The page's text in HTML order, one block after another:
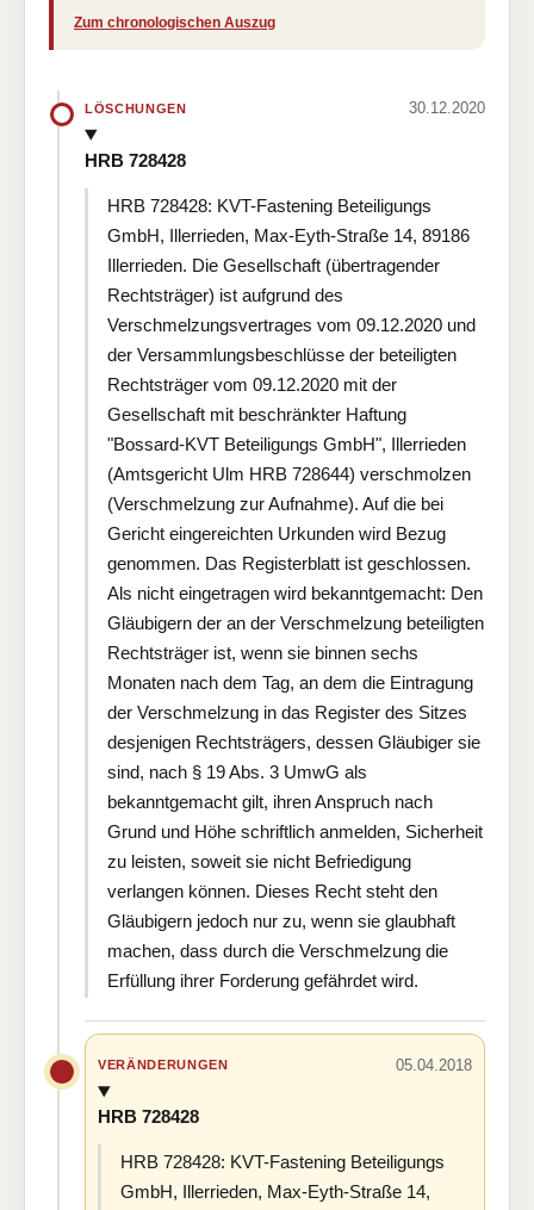
Zum chronologischen Auszug
LÖSCHUNGEN 30.12.2020
HRB 728428
HRB 728428: KVT-Fastening Beteiligungs
GmbH, Illerrieden, Max-Eyth-Straße 14, 89186
Illerrieden. Die Gesellschaft (übertragender
Rechtsträger) ist aufgrund des
Verschmelzungsvertrages vom 09.12.2020 und
der Versammlungsbeschlüsse der beteiligten
Rechtsträger vom 09.12.2020 mit der
Gesellschaft mit beschränkter Haftung
"Bossard-KVT Beteiligungs GmbH", Illerrieden
(Amtsgericht Ulm HRB 728644) verschmolzen
(Verschmelzung zur Aufnahme). Auf die bei
Gericht eingereichten Urkunden wird Bezug
genommen. Das Registerblatt ist geschlossen.
Als nicht eingetragen wird bekanntgemacht: Den
Gläubigern der an der Verschmelzung beteiligten
Rechtsträger ist, wenn sie binnen sechs
Monaten nach dem Tag, an dem die Eintragung
der Verschmelzung in das Register des Sitzes
desjenigen Rechtsträgers, dessen Gläubiger sie
sind, nach § 19 Abs. 3 UmwG als
bekanntgemacht gilt, ihren Anspruch nach
Grund und Höhe schriftlich anmelden, Sicherheit
zu leisten, soweit sie nicht Befriedigung
verlangen können. Dieses Recht steht den
Gläubigern jedoch nur zu, wenn sie glaubhaft
machen, dass durch die Verschmelzung die
Erfüllung ihrer Forderung gefährdet wird.
VERÄNDERUNGEN 05.04.2018
HRB 728428
HRB 728428: KVT-Fastening Beteiligungs
GmbH, Illerrieden, Max-Eyth-Straße 14,